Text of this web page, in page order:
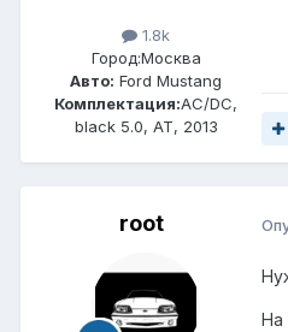
1.8k
Город:Москва
Авто: Ford Mustang
Комплектация:AC/DC,
black 5.0, AT, 2013
root
На